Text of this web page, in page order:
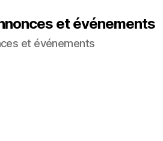
et événements
et événements